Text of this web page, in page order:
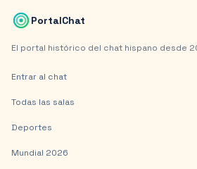
PortalChat
El portal histórico del chat hispano desde
Entrar al chat
Todas las salas
Deportes
Mundial 2026